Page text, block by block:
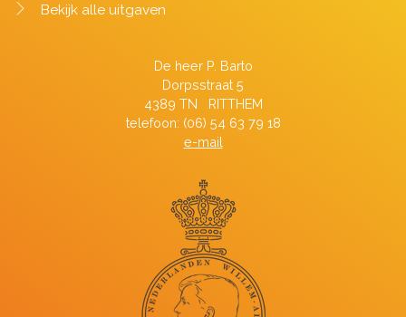
Bekijk alle uitgaven
De heer P. Barto
Dorpsstraat 5
4389 TN RITTHEM
telefoon: (06) 54 63 79 18
e-mail